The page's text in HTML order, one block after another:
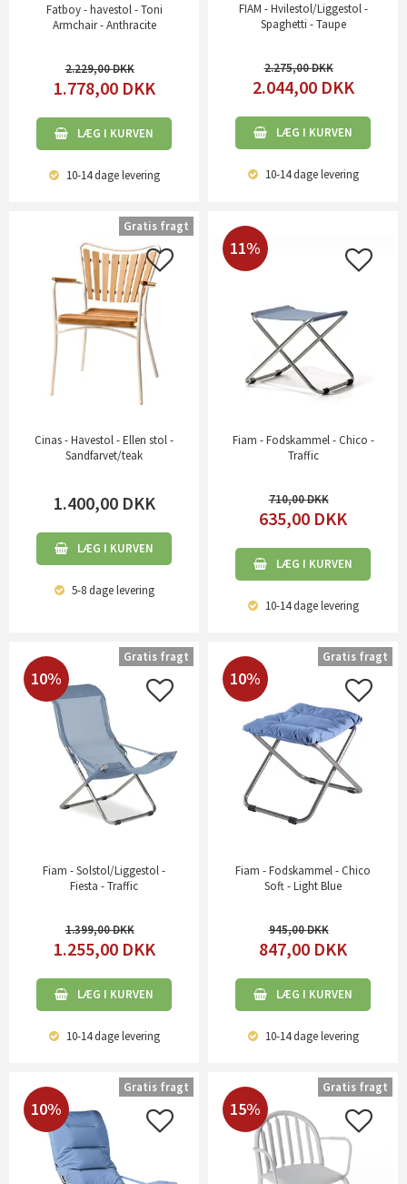
Fatboy - havestol - Toni
Armchair - Anthracite
2.229,00
1.778,00 DKK
LÆG I KURVEN
10-14 dagelevering
FIAM - Hvilestol/Liggestol -
Spaghetti - Taupe
2.275,00
2.044,00 DKK
LÆG I KURVEN
10-14 dagelevering
Cinas - Havestol - Ellen stol -
Sandfarvet/teak
1.400,00 DKK
LÆG I KURVEN
5-8 dagelevering
Gratis fragt
11%
Fiam - Fodskammel - Chico -
Traffic
710,00
635,00 DKK
LÆG I KURVEN
10-14 dagelevering
10%
Fiam - Solstol/Liggestol -
Fiesta - Traffic
1.399,00
1.255,00 DKK
LÆG I KURVEN
10-14 dagelevering
Gratis fragt
10%
Fiam - Fodskammel - Chico
Soft - Light Blue
945,00
847,00 DKK
LÆG I KURVEN
10-14 dagelevering
Gratis fragt
10%
Gratis fragt
15%
Gratis fragt